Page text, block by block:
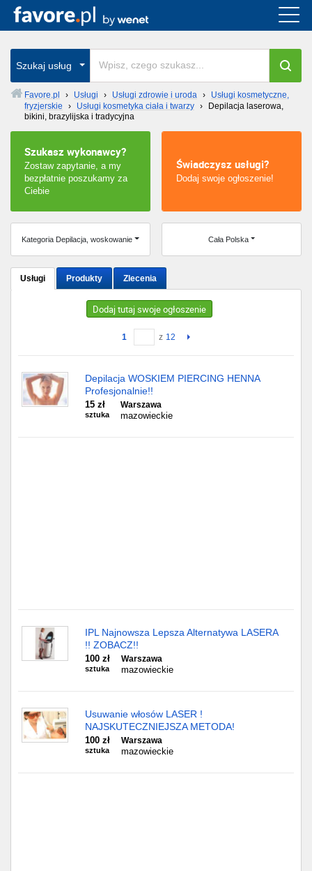
Szukaj usług
Favore.pl › Usługi › Usługi zdrowie i uroda ›
Usługi kosmetyczne,
fryzjerskie
› Usługi kosmetyka ciała i twarzy ›
Depilacja laserowa,
bikini, brazylijska i tradycyjna
Szukasz wykonawcy?
Zostaw zapytanie, a my
bezpłatnie poszukamy za
Ciebie
Świadczysz usługi?
Dodaj swoje ogłoszenie!
Kategoria Depilacja, woskowanie Cała Polska
Usługi Produkty Zlecenia
Dodaj tutaj swoje ogłoszenie
1 z 12
Depilacja WOSKIEM PIERCING HENNA
Profesjonalnie!!
15 zł
sztuka
Warszawa
mazowieckie
IPL Najnowsza Lepsza Alternatywa LASERA
!! ZOBACZ!!
100 zł
sztuka
Warszawa
mazowieckie
Usuwanie włosów LASER !
NAJSKUTECZNIEJSZA METODA!
100 zł
sztuka
Warszawa
mazowieckie
Cała Polska
wszystkie w całym kraju
Warszawa
Wrocław
Kraków
Poznań
Łódź
Katowice
Chorzów
Lublin
Częstochowa
Toruń
Sosnowiec